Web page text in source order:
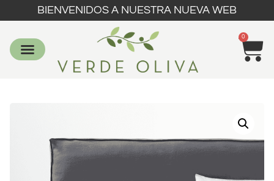
BIENVENIDOS A NUESTRA NUEVA WEB
0